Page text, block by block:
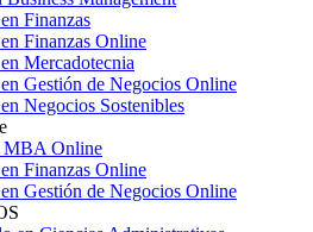
Finanzas
Finanzas Online
Mercadotecnia
Gestión de Negocios Online
Negocios Sostenibles
Online
Finanzas Online
Gestión de Negocios Online